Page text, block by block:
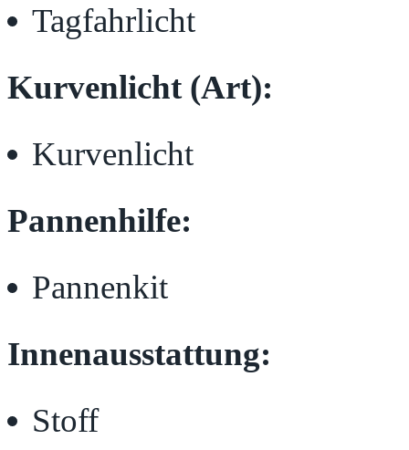
Tagfahrlicht
Kurvenlicht (Art):
Kurvenlicht
Pannenhilfe:
Pannenkit
Innenausstattung:
Stoff